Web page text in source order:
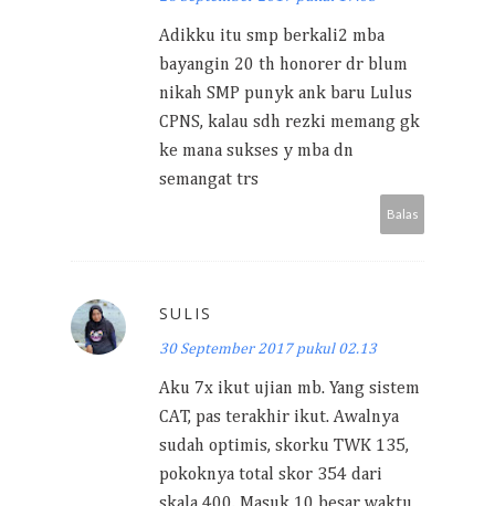
Adikku itu smp berkali2 mba
bayangin 20 th honorer dr blum
nikah SMP punyk ank baru Lulus
CPNS, kalau sdh rezki memang gk
ke mana sukses y mba dn
semangat trs
Balas
SULIS
30 September 2017 pukul 02.13
Aku 7x ikut ujian mb. Yang sistem
CAT, pas terakhir ikut. Awalnya
sudah optimis, skorku TWK 135,
pokoknya total skor 354 dari